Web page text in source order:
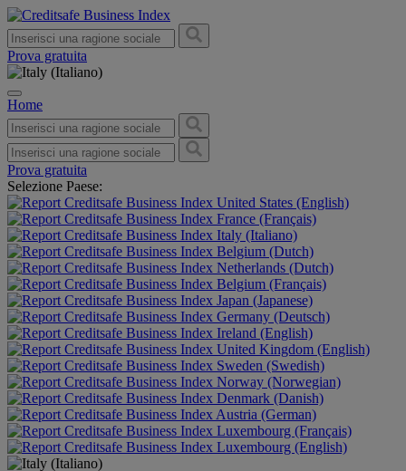
Prova gratuita
Home
Prova gratuita
Selezione Paese:
United States (English)
France (Français)
Italy (Italiano)
Belgium (Dutch)
Netherlands (Dutch)
Belgium (Français)
Japan (Japanese)
Germany (Deutsch)
Ireland (English)
United Kingdom (English)
Sweden (Swedish)
Norway (Norwegian)
Denmark (Danish)
Austria (German)
Luxembourg (Français)
Luxembourg (English)